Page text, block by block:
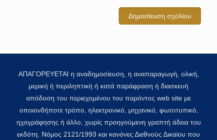
ΑΠΑΓΟΡΕΥΕΤΑΙ η αναδημοσίευση, η αναπαραγωγή, ολική,
μερική ή περιληπτική ή κατά παράφραση ή διασκευή
απόδοση του περιεχομένου του παρόντος web site με
οποιονδήποτε τρόπο, ηλεκτρονικό, μηχανικό, φωτοτυπικό,
ηχογράφησης ή άλλο, χωρίς προηγούμενη γραπτή άδεια του
εκδότη. Νόμος 2121/1993 και κανόνες Διεθνούς Δικαίου που